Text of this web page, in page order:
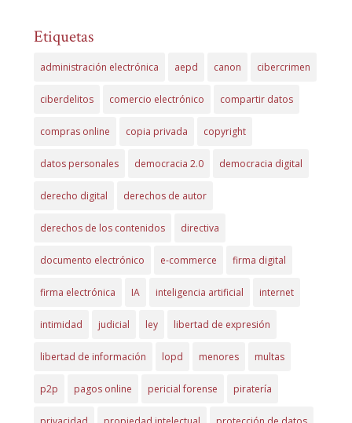
Etiquetas
administración electrónica aepd canon cibercrimen
ciberdelitos comercio electrónico compartir datos
compras online copia privada copyright
datos personales democracia 2.0 democracia digital
derecho digital derechos de autor
derechos de los contenidos directiva
documento electrónico e-commerce firma digital
firma electrónica IA inteligencia artificial internet
intimidad judicial ley libertad de expresión
libertad de información lopd menores multas
p2p pagos online pericial forense piratería